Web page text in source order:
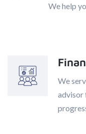
We help
We
advisor